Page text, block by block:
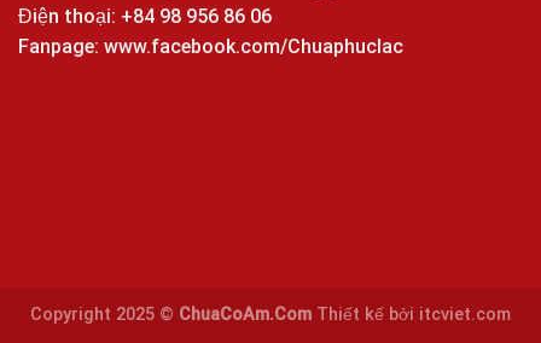
Điện thoại: +84 98 956 86 06
Fanpage: www.facebook.com/Chuaphuclac
Copyright 2025 © ChuaCoAm.Com Thiết kế bởi itcviet.com